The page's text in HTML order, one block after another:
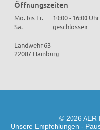
Öffnungszeiten
Mo. bis Fr.
10:00 - 16:00 Uhr
Sa.
geschlossen
Landwehr 63
22087 Hamburg
© 2026 AER
Unsere Empfehlungen -